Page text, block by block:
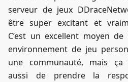
serveur de jeux
être super excitant et
C’est un excellent moyen
environnement de jeu
une communauté, mais ça
aussi de prendre la